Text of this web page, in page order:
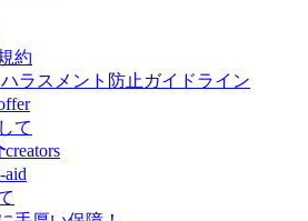
約
ラスメント防止ガイドライン
て
creators
aid